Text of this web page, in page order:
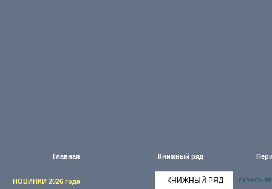
Главная Книжный ряд
НОВИНКИ 2026 года
КНИЖНЫЙ РЯД СКАЧАТЬ